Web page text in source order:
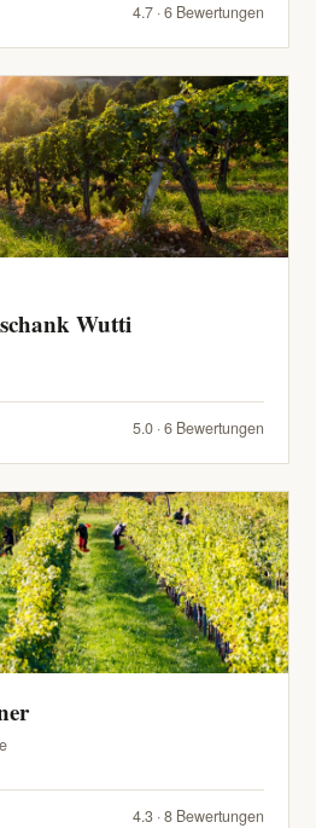
4.7 · 6 Bewertungen
Wutti
5.0 · 6 Bewertungen
4.3 · 8 Bewertungen